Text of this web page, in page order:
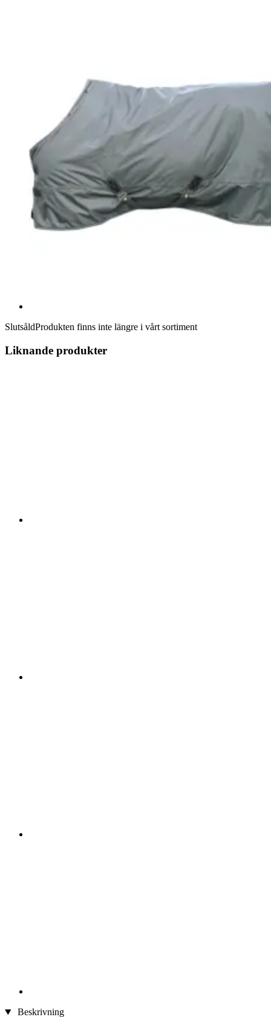
SlutsåldProdukten finns inte längre i vårt sortiment
Liknande produkter
Beskrivning